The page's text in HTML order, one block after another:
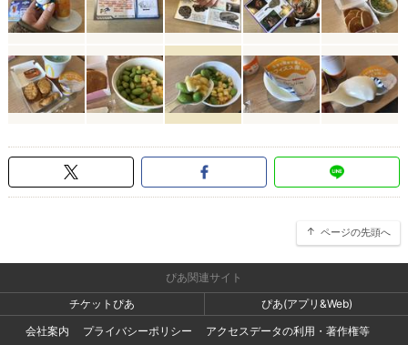
ページの先頭へ
ぴあ関連サイト
チケットぴあ
ぴあ(アプリ&Web)
会社案内
プライバシーポリシー アクセスデータの利用・著作権等